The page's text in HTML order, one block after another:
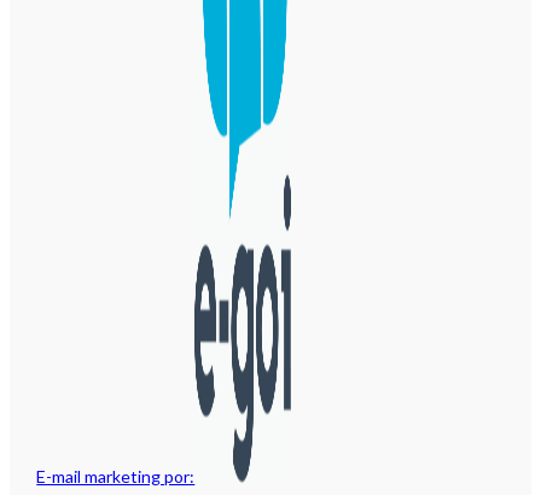
E-mail marketing por: